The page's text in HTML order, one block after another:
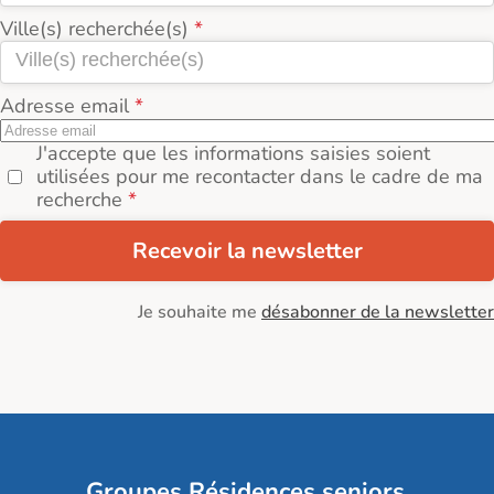
Ville(s) recherchée(s)
Adresse email
J'accepte que les informations saisies soient
utilisées pour me recontacter dans le cadre de ma
recherche
Recevoir la newsletter
Je souhaite me désabonner de la newsletter